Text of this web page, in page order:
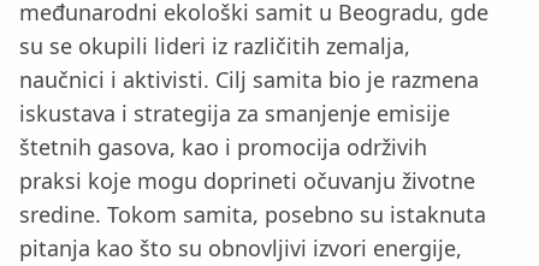
međunarodni ekološki samit u Beogradu, gde
su se okupili lideri iz različitih zemalja,
naučnici i aktivisti. Cilj samita bio je razmena
iskustava i strategija za smanjenje emisije
štetnih gasova, kao i promocija održivih
praksi koje mogu doprineti očuvanju životne
sredine. Tokom samita, posebno su istaknuta
pitanja kao što su obnovljivi izvori energije,